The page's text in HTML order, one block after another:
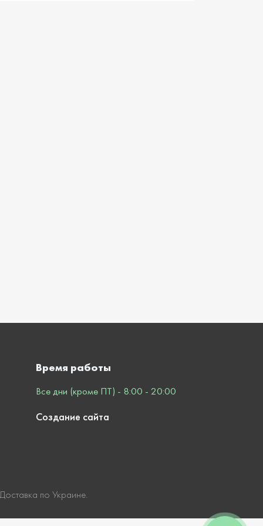
Время работы
Все дни (кроме ПТ) - 8:00 - 20:00
Создание сайта
по Украине.